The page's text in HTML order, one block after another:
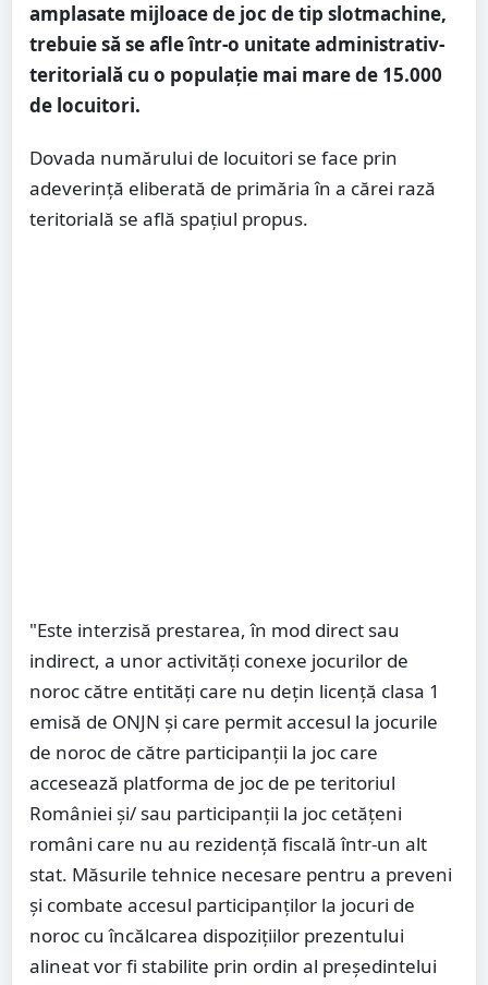
amplasate mijloace de joc de tip slotmachine,
trebuie să se afle într-o unitate administrativ-
teritorială cu o populaţie mai mare de 15.000
de locuitori.
Dovada numărului de locuitori se face prin
adeverinţă eliberată de primăria în a cărei rază
teritorială se află spaţiul propus.
"Este interzisă prestarea, în mod direct sau
indirect, a unor activităţi conexe jocurilor de
noroc către entităţi care nu deţin licenţă clasa 1
emisă de ONJN şi care permit accesul la jocurile
de noroc de către participanţii la joc care
accesează platforma de joc de pe teritoriul
României şi/ sau participanţii la joc cetăţeni
români care nu au rezidenţă fiscală într-un alt
stat. Măsurile tehnice necesare pentru a preveni
şi combate accesul participanţilor la jocuri de
noroc cu încălcarea dispoziţiilor prezentului
alineat vor fi stabilite prin ordin al preşedintelui